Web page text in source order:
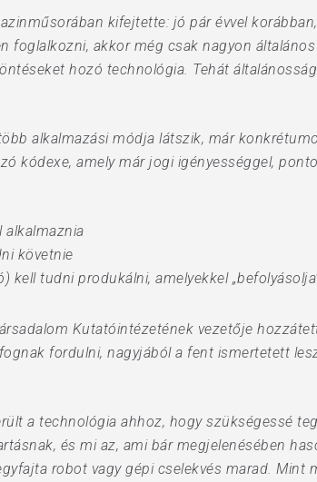
kifejtette: jó pár évvel
foglalkozni, akkor még csak nagyon
hozó technológia. Tehát
alkalmazási módja látszik, már
kódexe, amely már jogi igényességgel,
alkalmaznia
követnie
tudni produkálni, amelyekkel
Kutatóintézetének vezetője
fordulni, nagyjából a fent ismertetett
a technológia ahhoz, hogy szükségessé
és mi az, ami bár megjelenésében
robot vagy gépi cselekvés marad. Mint